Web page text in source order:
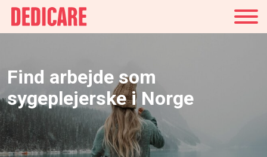
Find arbejde som
sygeplejerske i Norge